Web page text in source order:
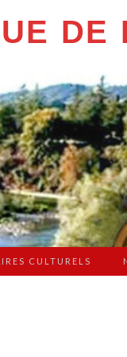
DE
CULTURELS